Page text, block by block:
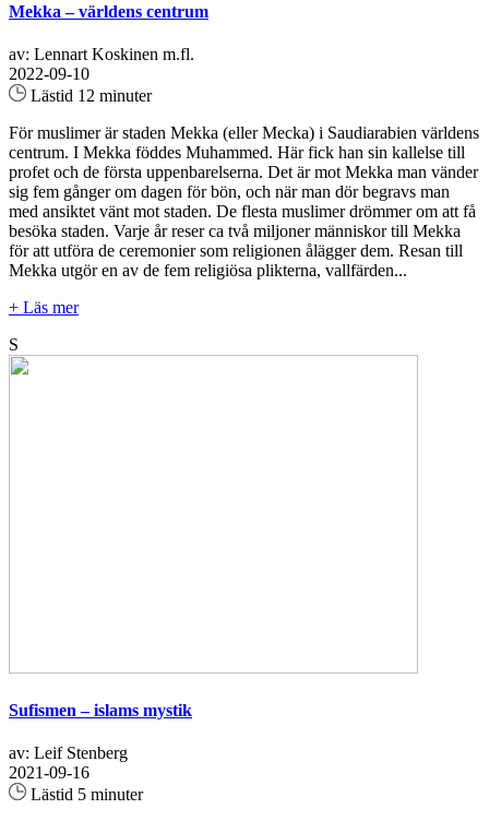
Mekka – världens centrum
av: Lennart Koskinen m.fl.
2022-09-10
Lästid 12 minuter
För muslimer är staden Mekka (eller Mecka) i Saudiarabien världens
centrum. I Mekka föddes Muhammed. Här fick han sin kallelse till
profet och de första uppenbarelserna. Det är mot Mekka man vänder
sig fem gånger om dagen för bön, och när man dör begravs man
med ansiktet vänt mot staden. De flesta muslimer drömmer om att få
besöka staden. Varje år reser ca två miljoner människor till Mekka
för att utföra de ceremonier som religionen ålägger dem. Resan till
Mekka utgör en av de fem religiösa plikterna, vallfärden...
+ Läs mer
S
Sufismen – islams mystik
av: Leif Stenberg
2021-09-16
Lästid 5 minuter